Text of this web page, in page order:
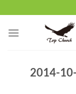
to
content
2014-